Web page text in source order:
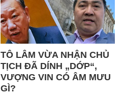
TÔ LÂM VỪA NHẬN CHỦ
TỊCH ĐÃ DÍNH „DỚP“,
VƯỢNG VIN CÓ ÂM MƯU
GÌ?